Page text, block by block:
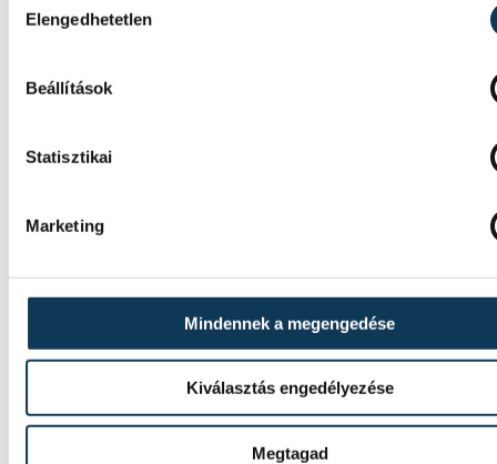
Elengedhetetlen
Beállítások
Statisztikai
Marketing
Mindennek a megengedése
Kiválasztás engedélyezése
Megtagad
A veszprémi labdarúgócsapat 6–0-ra
bajnokesélyes Dorog vendégeként az NB
északnyugati csoportjának 3.
bakonyiak a 2. perctől emberhátrányban
megkoszorúzták Puskás
sírját
Roberto Carlos és José Ángel Sánchez a
Budapesten vendégeskedő Real Madrid
labdarúgócsapat képviseletében
a klub legendás magyar játékosának,
Ferencnek a sírját a Szent István Bazilika